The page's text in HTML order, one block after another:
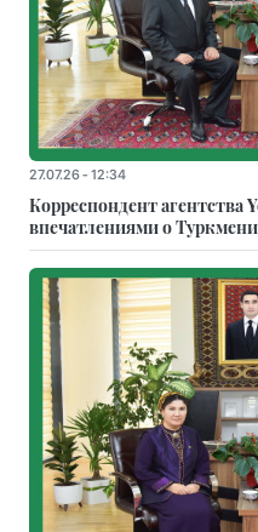
27.07.26 - 12:34
Корреспондент агентства
впечатлениями о